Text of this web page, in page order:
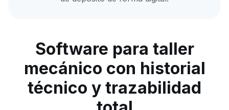
Software para taller
mecánico con historial
técnico y trazabilidad